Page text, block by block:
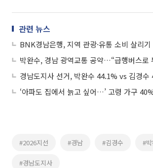
관련 뉴스
박완수, 경남 광역교통 공약…“급행버스로
‘아파도 집에서 늙고 싶어…’ 고령 가구
#2026지선 #경남 #김경수 #
#경남도지사